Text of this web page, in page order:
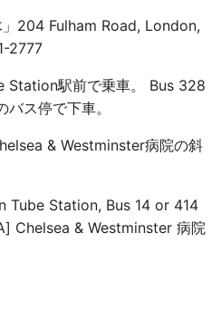
204 Fulham Road, London,
2777
Station駅前で乗車。 Bus 328
ス停で下車。
& Westminster病院の斜
Tube Station, Bus 14 or 414
Chelsea & Westminster 病院